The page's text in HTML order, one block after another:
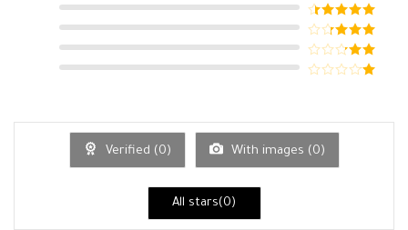
تم التقييم5
من 5
تم التقييم
من 5
تم
التقييم
من 5
تم
من
With images ( 0)
Verified ( 0)
All stars(0)